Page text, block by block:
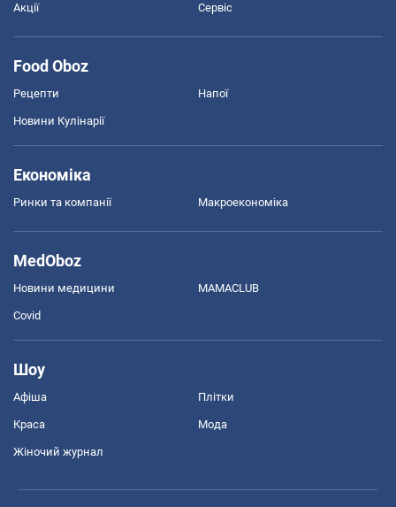
Акції Сервіс
Food Oboz
Рецепти Напої
Новини Кулінарії
Економіка
Ринки та компанії Макроекономіка
MedOboz
Новини медицини MAMACLUB
Covid
Шоу
Афіша Плітки
Краса Мода
Жіночий журнал